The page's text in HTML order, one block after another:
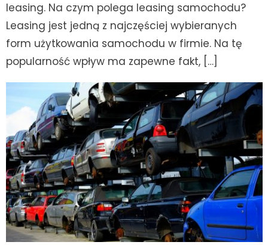
leasing. Na czym polega leasing samochodu?
Leasing jest jedną z najczęściej wybieranych
form użytkowania samochodu w firmie. Na tę
popularność wpływ ma zapewne fakt, […]